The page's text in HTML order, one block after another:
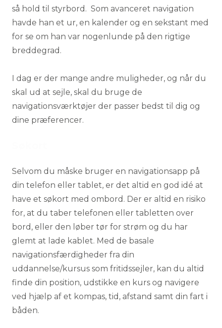
så hold til styrbord. Som avanceret navigation
havde han et ur, en kalender og en sekstant med
for se om han var nogenlunde på den rigtige
breddegrad.
I dag er der mange andre muligheder, og når du
skal ud at sejle, skal du bruge de
navigationsværktøjer der passer bedst til dig og
dine præferencer.
Selvom du måske bruger en navigationsapp på
din telefon eller tablet, er det altid en god idé at
have et søkort med ombord. Der er altid en risiko
for, at du taber telefonen eller tabletten over
bord, eller den løber tør for strøm og du har
glemt at lade kablet. Med de basale
navigationsfærdigheder fra din
uddannelse/kursus som fritidssejler, kan du altid
finde din position, udstikke en kurs og navigere
ved hjælp af et kompas, tid, afstand samt din fart i
båden.